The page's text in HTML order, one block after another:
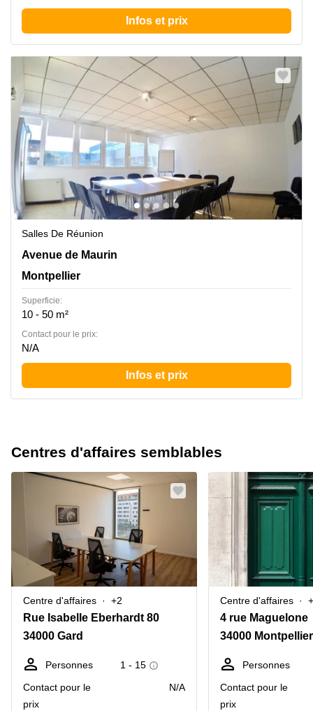
Infos et prix
Salles De Réunion
28 Avenue de Maurin, Montpellier
Avenue de Maurin
Montpellier
Superficie:
10 - 50 m²
Contact pour le prix:
N/A
Infos et prix
Centres d'affaires semblables
Centre d'affaires +2
Rue Isabelle Eberhardt 80
34000 Gard
Personnes
1 - 15
Contact pour le
prix
N/A
Centre d'affaires
4 rue Maguelone
34000 Montpellier
Personnes
Contact pour le
prix